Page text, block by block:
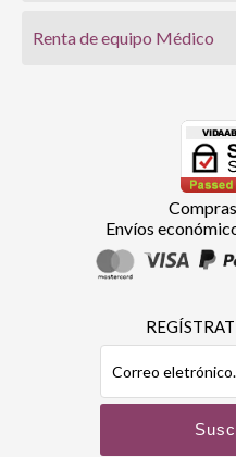
Renta de equipo Médico
Envíos